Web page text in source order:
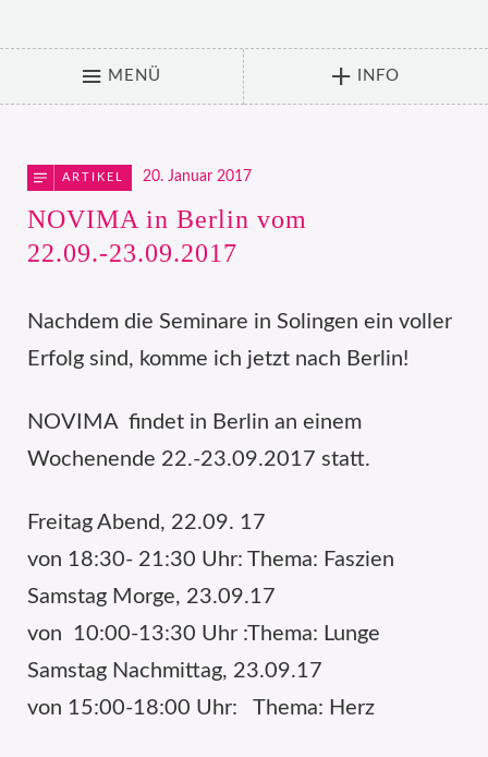
MENÜ INFO
ARTIKEL 20. Januar 2017
NOVIMA in Berlin vom
22.09.-23.09.2017
Nachdem die Seminare in Solingen ein voller
Erfolg sind, komme ich jetzt nach Berlin!
NOVIMA findet in Berlin an einem
Wochenende 22.-23.09.2017 statt.
Freitag Abend, 22.09. 17
von 18:30- 21:30 Uhr: Thema: Faszien
Samstag Morge, 23.09.17
von 10:00-13:30 Uhr :Thema: Lunge
Samstag Nachmittag, 23.09.17
von 15:00-18:00 Uhr: Thema: Herz